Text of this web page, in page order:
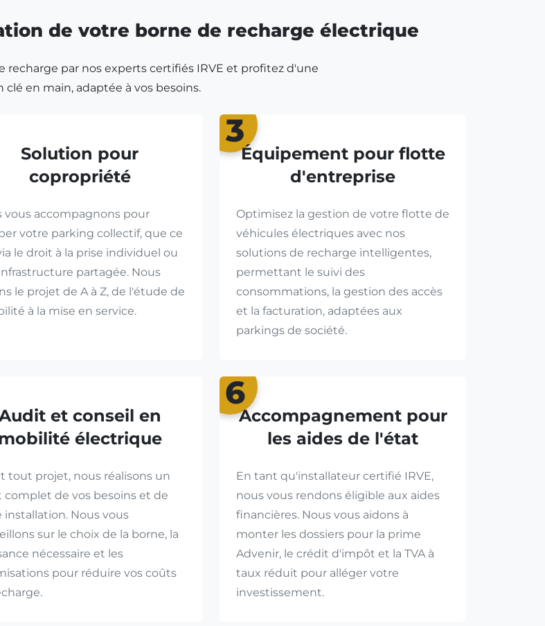
de votre borne de recharge électrique
recharge par nos experts certifiés IRVE et profitez d'une
clé en main, adaptée à vos besoins.
Solution pour
copropriété
vous accompagnons pour
votre parking collectif, que ce
le droit à la prise individuel ou
partagée. Nous
le projet de A à Z, de l'étude de
à la mise en service.
3
Équipement pour flotte
d'entreprise
Optimisez la gestion de votre flotte de
véhicules électriques avec nos
solutions de recharge intelligentes,
permettant le suivi des
consommations, la gestion des accès
et la facturation, adaptées aux
parkings de société.
et conseil en
électrique
tout projet, nous réalisons un
complet de vos besoins et de
installation. Nous vous
sur le choix de la borne, la
nécessaire et les
pour réduire vos coûts
6
Accompagnement pour
les aides de l'état
En tant qu'installateur certifié IRVE,
nous vous rendons éligible aux aides
financières. Nous vous aidons à
monter les dossiers pour la prime
Advenir, le crédit d'impôt et la TVA à
taux réduit pour alléger votre
investissement.